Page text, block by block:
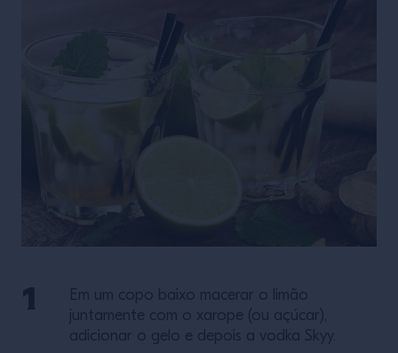
Em um copo baixo macerar o limão
juntamente com o xarope (ou açúcar),
adicionar o gelo e depois a vodka Skyy.